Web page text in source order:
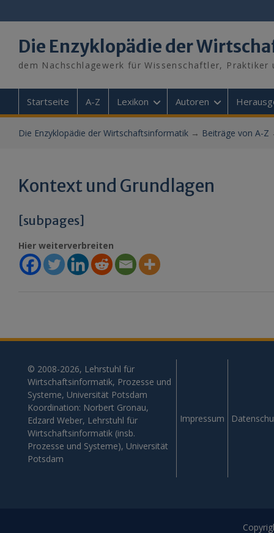
to
Die Enzyklopädie der
dem Nachschlagewerk für Wissenschaftler, Praktiker
Startseite A-Z Lexikon Autoren
Die Enzyklopädie der Wirtschaftsinformatik→ Beiträge von A-Z
Kontext und Grundlagen
[subpages]
Hier weiterverbreiten
© 2008-2026, Lehrstuhl für
Wirtschaftsinformatik, Prozesse und
Systeme, Universität Potsdam
Koordination: Norbert Gronau,
Edzard Weber, Lehrstuhl für
Wirtschaftsinformatik (insb.
Prozesse und Systeme), Universität
Potsdam
Impressum